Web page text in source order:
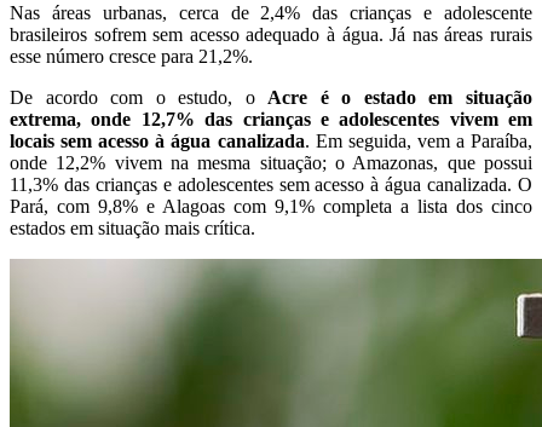
Nas áreas urbanas, cerca de 2,4% das crianças e adolescente
brasileiros sofrem sem acesso adequado à água. Já nas áreas rurais
esse número cresce para 21,2%.
De acordo com o estudo, o Acre é o estado em situação
extrema, onde 12,7% das crianças e adolescentes vivem em
locais sem acesso à água canalizada. Em seguida, vem a Paraíba,
onde 12,2% vivem na mesma situação; o Amazonas, que possui
11,3% das crianças e adolescentes sem acesso à água canalizada. O
Pará, com 9,8% e Alagoas com 9,1% completa a lista dos cinco
estados em situação mais crítica.